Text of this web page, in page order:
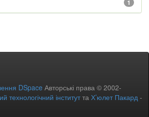
1
DSpace Авторські права © 2002-
технологічний інститутта Х’юлет Пакард -